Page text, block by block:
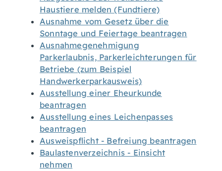
Haustiere melden (Fundtiere)
Ausnahme vom Gesetz über die
Sonntage und Feiertage beantragen
Ausnahmegenehmigung
Parkerlaubnis, Parkerleichterungen für
Betriebe (zum Beispiel
Handwerkerparkausweis)
Ausstellung einer Eheurkunde
beantragen
Ausstellung eines Leichenpasses
beantragen
Ausweispflicht - Befreiung beantragen
Baulastenverzeichnis - Einsicht
nehmen